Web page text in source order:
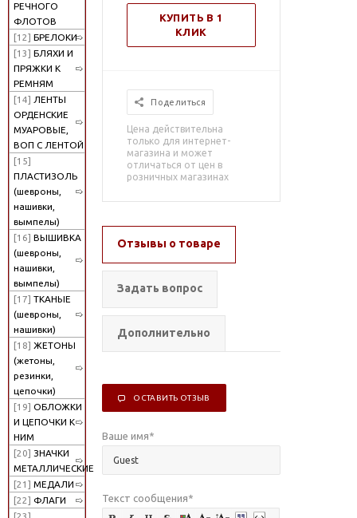
РЕЧНОГО
ФЛОТОВ
[12] БРЕЛОКИ
[13] БЛЯХИ И
ПРЯЖКИ К
РЕМНЯМ
[14] ЛЕНТЫ
ОРДЕНСКИЕ
МУАРОВЫЕ,
ВОП С ЛЕНТОЙ
[15]
ПЛАСТИЗОЛЬ
(шевроны,
нашивки,
вымпелы)
[16] ВЫШИВКА
(шевроны,
нашивки,
вымпелы)
[17] ТКАНЫЕ
(шевроны,
нашивки)
[18] ЖЕТОНЫ
(жетоны,
резинки,
цепочки)
[19] ОБЛОЖКИ
И ЦЕПОЧКИ К
НИМ
[20] ЗНАЧКИ
МЕТАЛЛИЧЕСКИЕ
[21] МЕДАЛИ
[22] ФЛАГИ
КУПИТЬ В 1
КЛИК
Поделиться
Цена действительна
только для интернет-
магазина и может
отличаться от цен в
розничных магазинах
Отзывы о товаре
Задать вопрос
Дополнительно
ОСТАВИТЬ ОТЗЫВ
Ваше имя*
Текст сообщения*